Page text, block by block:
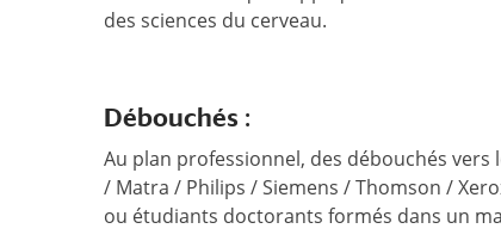
des sciences du cerveau.
Débouchés :
Au plan professionnel, des débouchés
/ Matra / Philips / Siemens / Thomson /
ou étudiants doctorants formés dans un